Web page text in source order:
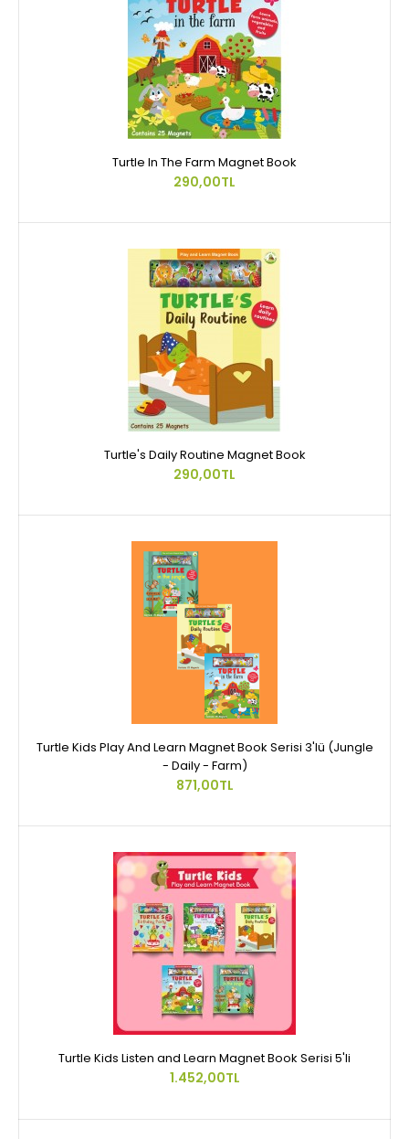
Turtle In The Farm Magnet Book
290,00TL
Turtle's Daily Routine Magnet Book
290,00TL
Turtle Kids Play And Learn Magnet Book Serisi 3'lü (Jungle
- Daily - Farm)
871,00TL
Turtle Kids Listen and Learn Magnet Book Serisi 5'li
1.452,00TL